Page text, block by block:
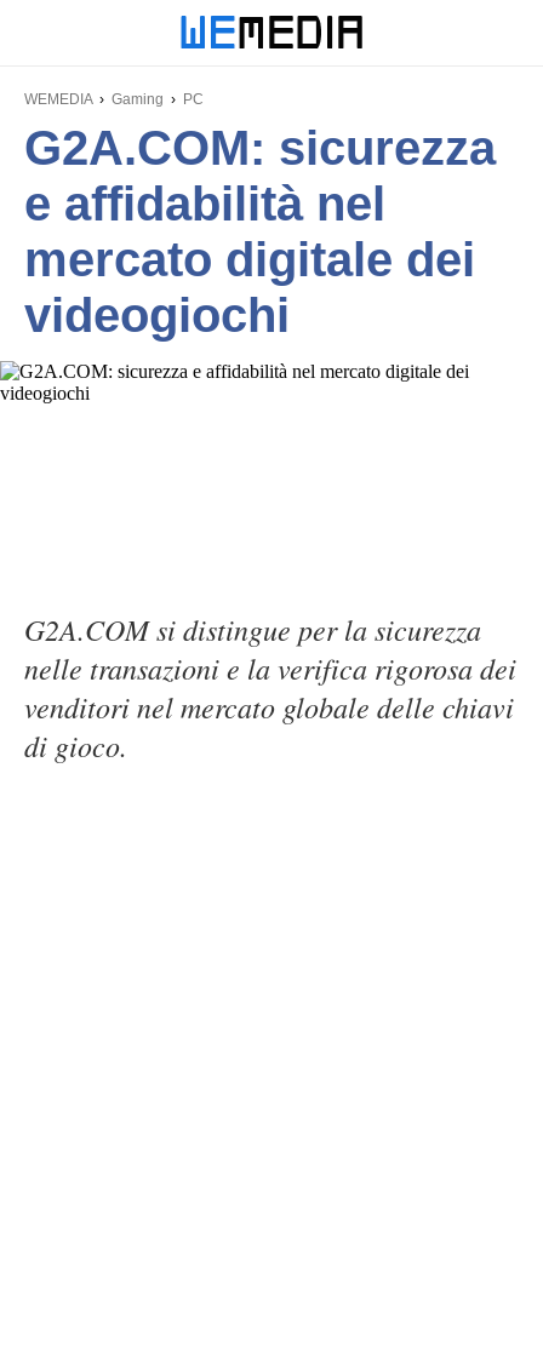
WEMEDIA Gaming PC
G2A.COM: sicurezza
e affidabilità nel
mercato digitale dei
videogiochi
G2A.COM si distingue per la sicurezza
nelle transazioni e la verifica rigorosa dei
venditori nel mercato globale delle chiavi
di gioco.